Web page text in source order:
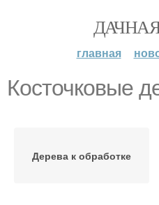
главная
Косточковые
Дерева к обработке